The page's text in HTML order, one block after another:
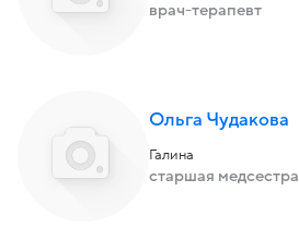
врач-терапевт
Ольга Чудакова
Галина
старшая медсестра